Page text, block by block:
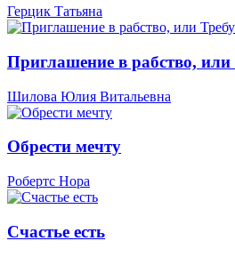
Герцик Татьяна
Приглашение в рабство, или
Шилова Юлия Витальевна
Обрести мечту
Робертс Нора
Счастье есть